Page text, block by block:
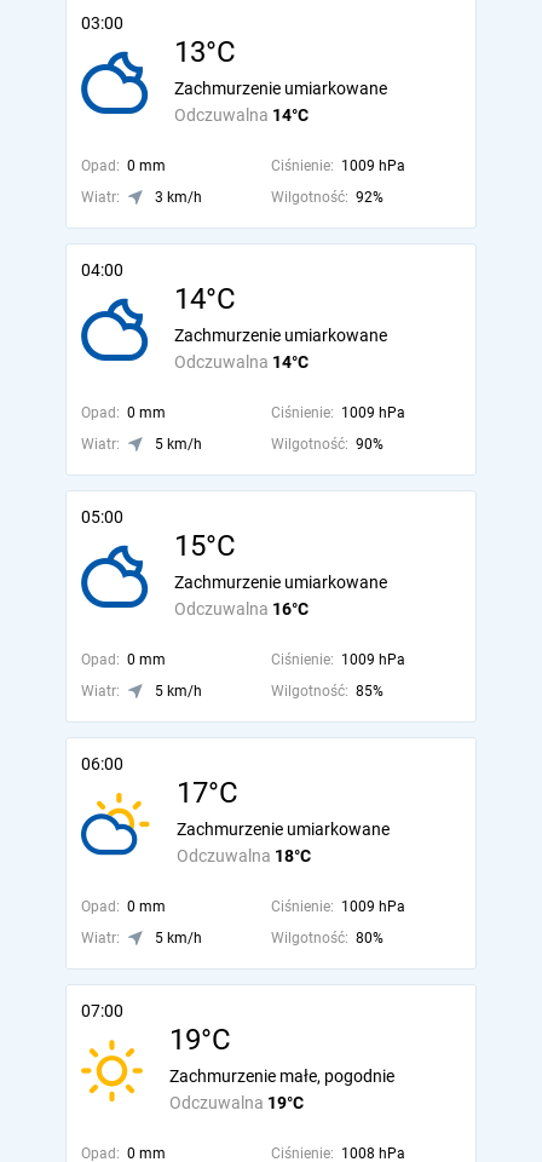
03:00
13°C
Odczuwalna 14°C
Zachmurzenie umiarkowane
Opad: 0 mm Ciśnienie: 1009 hPa
Wiatr:
3 km/h Wilgotność: 92%
04:00
14°C
Odczuwalna 14°C
Zachmurzenie umiarkowane
Opad: 0 mm Ciśnienie: 1009 hPa
Wiatr:
5 km/h Wilgotność: 90%
05:00
15°C
Odczuwalna 16°C
Zachmurzenie umiarkowane
Opad: 0 mm Ciśnienie: 1009 hPa
Wiatr:
5 km/h Wilgotność: 85%
06:00
17°C
Odczuwalna 18°C
Zachmurzenie umiarkowane
Opad: 0 mm Ciśnienie: 1009 hPa
Wiatr:
5 km/h Wilgotność: 80%
07:00
19°C
Odczuwalna 19°C
Zachmurzenie małe, pogodnie
Opad: 0 mm Ciśnienie: 1008 hPa